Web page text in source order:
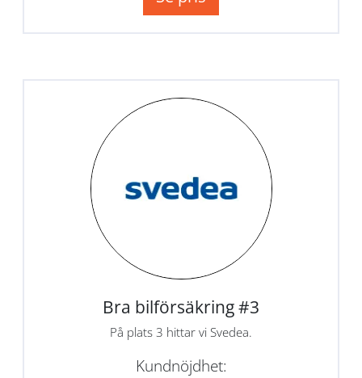
Bra bilförsäkring #3
På plats 3 hittar vi Svedea.
Kundnöjdhet: